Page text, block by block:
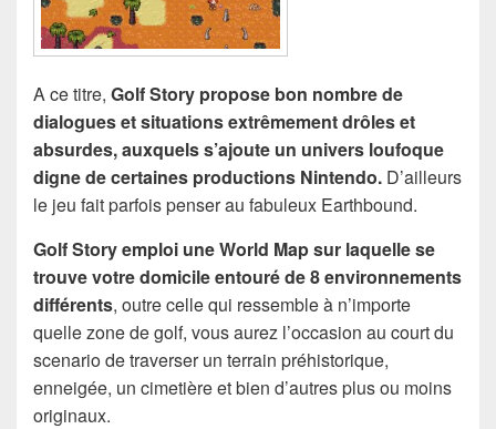
A ce titre, Golf Story propose bon nombre de
dialogues et situations extrêmement drôles et
absurdes, auxquels s’ajoute un univers loufoque
digne de certaines productions Nintendo. D’ailleurs
le jeu fait parfois penser au fabuleux Earthbound.
Golf Story emploi une World Map sur laquelle se
trouve votre domicile entouré de 8 environnements
différents, outre celle qui ressemble à n’importe
quelle zone de golf, vous aurez l’occasion au court du
scenario de traverser un terrain préhistorique,
enneigée, un cimetière et bien d’autres plus ou moins
originaux.